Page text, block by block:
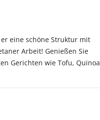
eine schöne Struktur mit
Arbeit! Genießen Sie
Gerichten wie Tofu, Quinoa